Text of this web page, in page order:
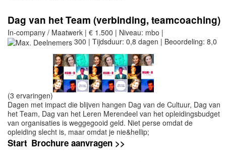
Dag van het Team (verbinding, teamcoaching)
In-company / Maatwerk | € 1.500 | Niveau: mbo |
300 | Tijdsduur: 0,8 dagen | Beoordeling: 8,0
(3 ervaringen)
Dagen met impact die blijven hangen Dag van de Cultuur, Dag van
het Team, Dag van het Leren Merendeel van het opleidingsbudget
van organisaties is weggegooid geld. Niet perse omdat de
opleiding slecht is, maar omdat je nie&hellip;
Start Brochure aanvragen >>